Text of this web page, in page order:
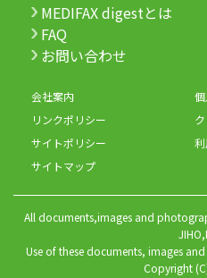
MEDIFAX digestとは
FAQ
お問い合わせ
会社案内
リンクポリシー
サイトポリシー
サイトマップ
All documents,images and
Use of these documents, images
Copyright